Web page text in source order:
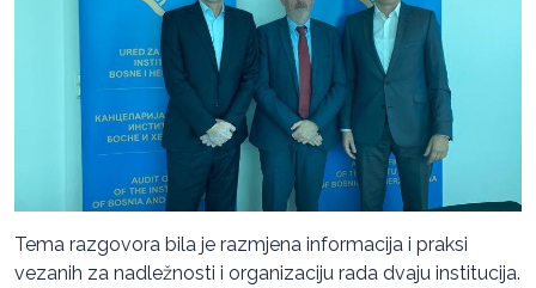
Tema razgovora bila je razmjena informacija i praksi
vezanih za nadležnosti i organizaciju rada dvaju institucija.